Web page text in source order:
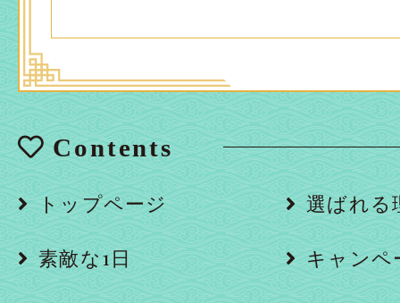
Contents
トップページ 選ばれる
素敵な1日 キャンペ